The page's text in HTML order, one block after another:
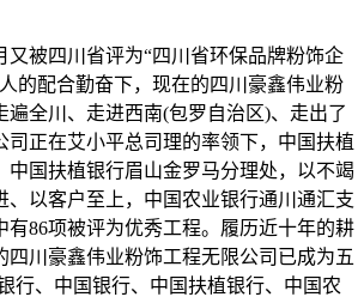
被四川省评为“四川省环保品牌粉饰企
的配合勤奋下，现在的四川豪鑫伟业粉
遍全川、走进西南(包罗自治区)、走出了
司正在艾小平总司理的率领下，中国扶植
中国扶植银行眉山金罗马分理处，以不竭
、以客户至上，中国农业银行通川通汇支
有86项被评为优秀工程。履历近十年的耕
四川豪鑫伟业粉饰工程无限公司已成为五
行、中国银行、中国扶植银行、中国农